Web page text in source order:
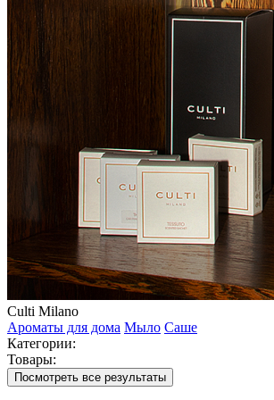
Culti Milano
Ароматы для дома Мыло Саше
Категории:
Товары:
Посмотреть все результаты